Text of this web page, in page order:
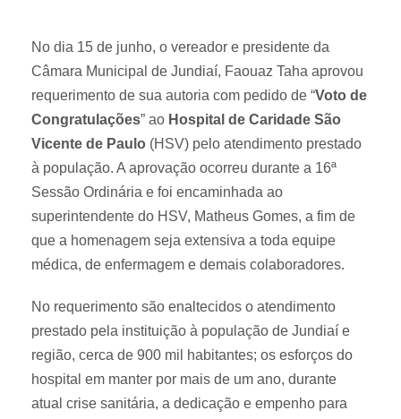
No dia 15 de junho, o vereador e presidente da
Câmara Municipal de Jundiaí, Faouaz Taha aprovou
requerimento de sua autoria com pedido de “Voto de
Congratulações” ao Hospital de Caridade São
Vicente de Paulo (HSV) pelo atendimento prestado
à população. A aprovação ocorreu durante a 16ª
Sessão Ordinária e foi encaminhada ao
superintendente do HSV, Matheus Gomes, a fim de
que a homenagem seja extensiva a toda equipe
médica, de enfermagem e demais colaboradores.
No requerimento são enaltecidos o atendimento
prestado pela instituição à população de Jundiaí e
região, cerca de 900 mil habitantes; os esforços do
hospital em manter por mais de um ano, durante
atual crise sanitária, a dedicação e empenho para